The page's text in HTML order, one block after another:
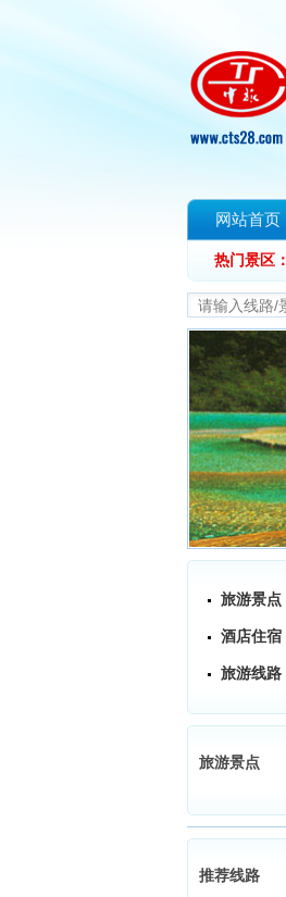
网站首页
联系我们
热门景区：
旅游景点
酒店住宿
旅游线路
旅游景点
推荐线路